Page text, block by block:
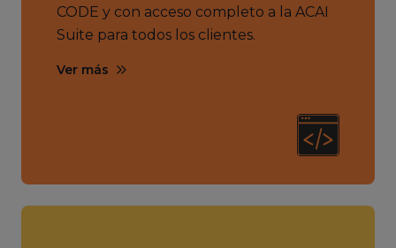
CODE y con acceso completo a la ACAI
Suite para todos los clientes.
Ver más